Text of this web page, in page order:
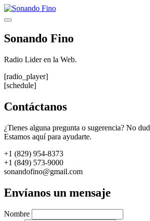
Saltar
al
Menú
Sonando Fino
Radio Lider en la Web.
[radio_player]
[schedule]
Contáctanos
¿Tienes alguna pregunta o sugerencia? No
Estamos aquí para ayudarte.
+1 (829) 954-8373
+1 (849) 573-9000
sonandofino@gmail.com
Envíanos un mensaje
Nombre